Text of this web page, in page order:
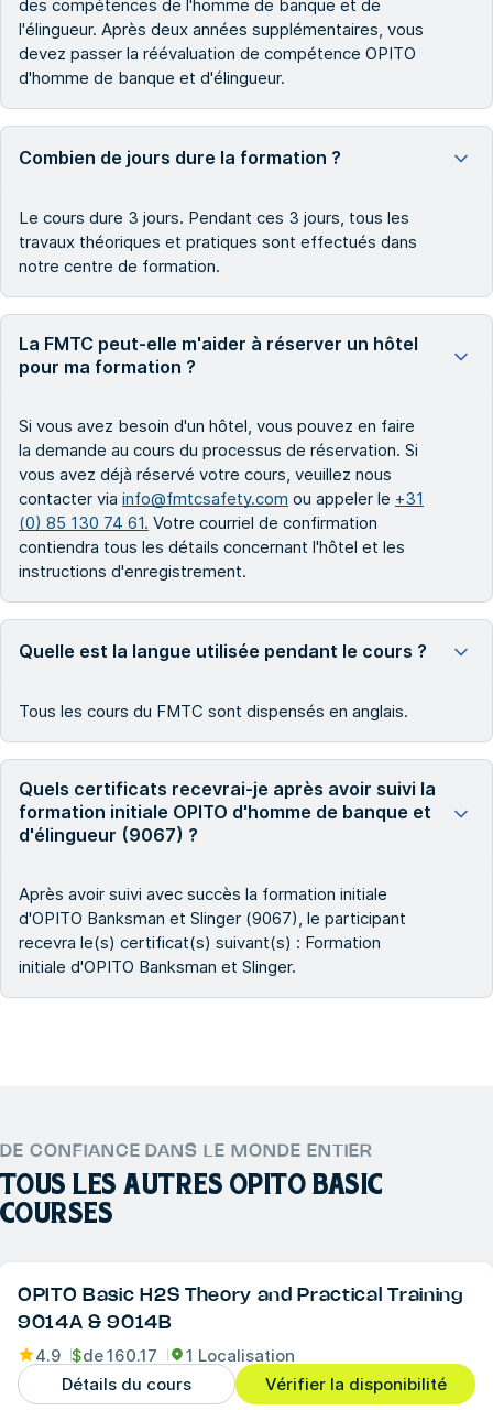
des compétences de l'homme de banque et de
l'élingueur. Après deux années supplémentaires, vous
devez passer la réévaluation de compétence OPITO
d'homme de banque et d'élingueur.
Combien de jours dure la formation ?
Le cours dure 3 jours. Pendant ces 3 jours, tous les
travaux théoriques et pratiques sont effectués dans
notre centre de formation.
La FMTC peut-elle m'aider à réserver un hôtel
pour ma formation ?
Si vous avez besoin d'un hôtel, vous pouvez en faire
la demande au cours du processus de réservation. Si
vous avez déjà réservé votre cours, veuillez nous
contacter via info@fmtcsafety.com ou appeler le +31
(0) 85 130 74 61. Votre courriel de confirmation
contiendra tous les détails concernant l'hôtel et les
instructions d'enregistrement.
Quelle est la langue utilisée pendant le cours ?
Tous les cours du FMTC sont dispensés en anglais.
Quels certificats recevrai-je après avoir suivi la
formation initiale OPITO d'homme de banque et
d'élingueur (9067) ?
Après avoir suivi avec succès la formation initiale
d'OPITO Banksman et Slinger (9067), le participant
recevra le(s) certificat(s) suivant(s) : Formation
initiale d'OPITO Banksman et Slinger.
DE CONFIANCE DANS LE MONDE ENTIER
TOUS LES AUTRES OPITO BASIC
COURSES
OPITO Basic H2S Theory and Practical Training
9014A & 9014B
4.9 $de160.17
1 Localisation
Détails du cours
Vérifier la disponibilité